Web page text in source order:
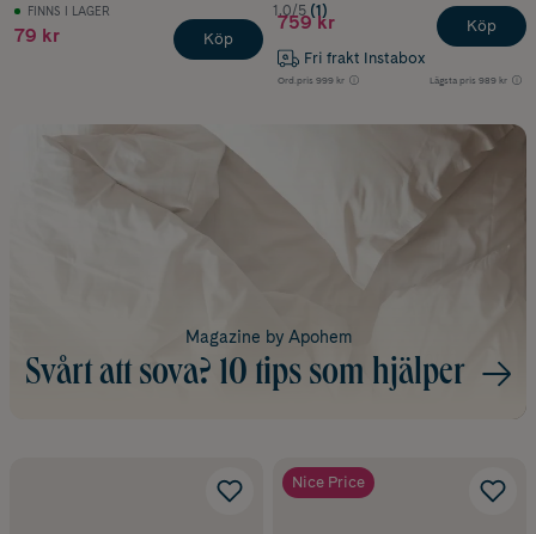
FINNS I LAGER
79 kr Köp
1.0/5 (1)
759 kr
Fri frakt Instabox
Ord.pris 999 kr Lägsta pris 989 kr
Köp
Magazine by Apohem
Svårt att sova? 10 tips som hjälper
Nice Price